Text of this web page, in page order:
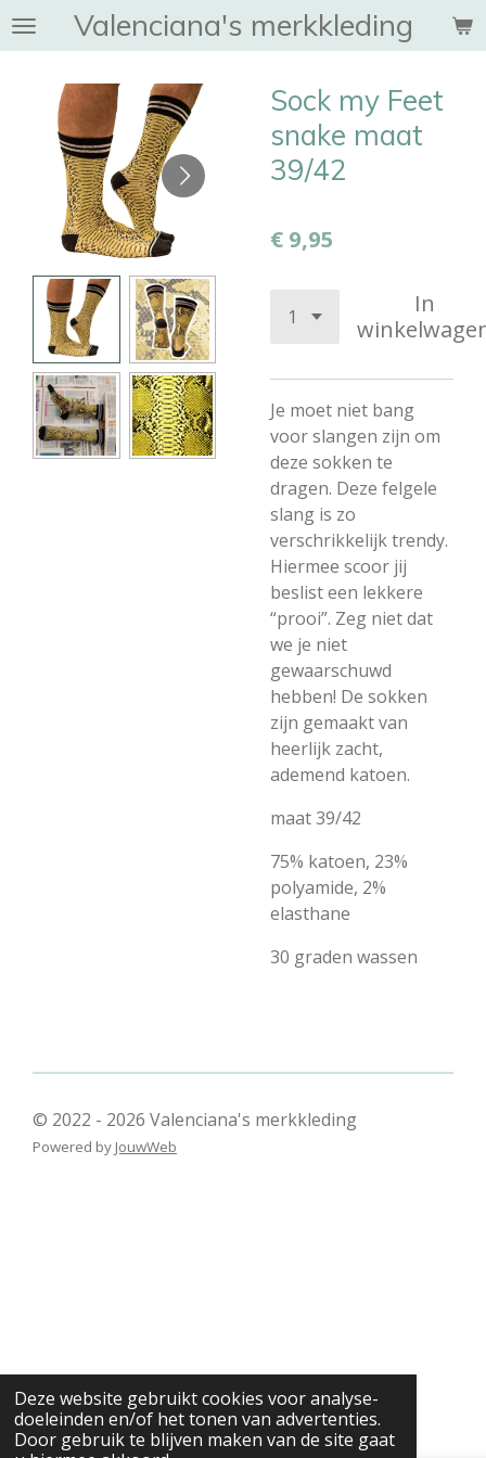
Deze website gebruikt cookies voor analyse-
doeleinden en/of het tonen van advertenties.
Door gebruik te blijven maken van de site gaat
Ga
direct
hoofdinhoud
Valenciana's merkkleding
Sock my Feet
snake maat
39/42
€ 9,95
In
Je moet niet bang
voor slangen zijn om
deze sokken te
dragen. Deze felgele
slang is zo
verschrikkelijk trendy.
Hiermee scoor jij
beslist een lekkere
“prooi”. Zeg niet dat
we je niet
gewaarschuwd
hebben! De sokken
zijn gemaakt van
heerlijk zacht,
ademend katoen.
maat 39/42
75% katoen, 23%
polyamide, 2%
elasthane
30 graden wassen
© 2022 - 2026 Valenciana's merkkleding
Powered by JouwWeb